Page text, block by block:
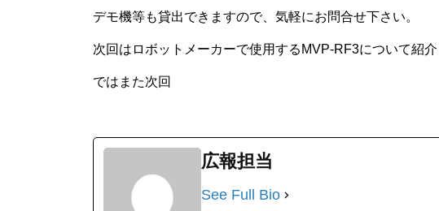
デモ機等も貸出できますので、気軽にお問合せ下さい。
次回はロボットメーカーで使用するMVP-RF3について紹介
ではまた次回
広報担当
See Full Bio